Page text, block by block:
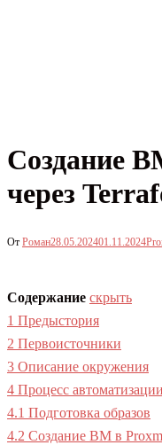
Создание
через
От Роман28.05.202401.11.2024
Содержание скрыть
1 Предыстория
2 Первоисточники
3 Описание окружения
4 Процесс
4.1 Подготовка образов
4.2 Создание ВМ в